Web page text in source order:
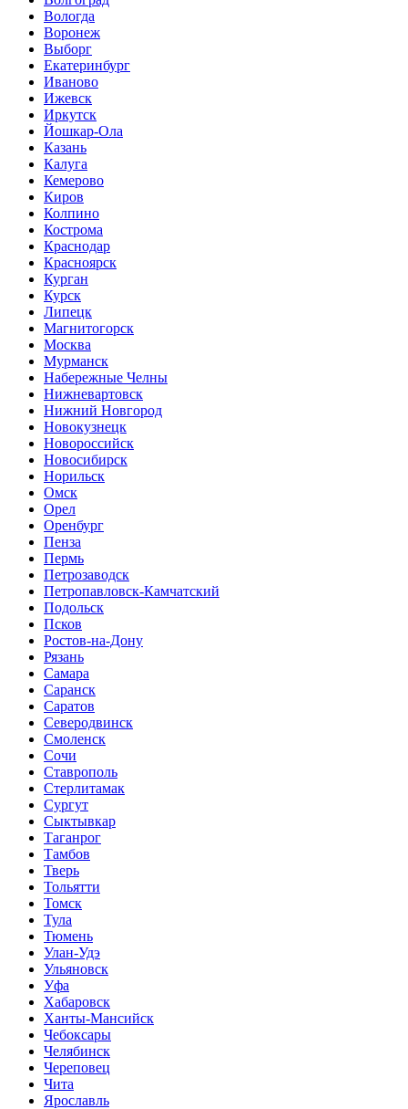
Вологда
Воронеж
Выборг
Екатеринбург
Иваново
Ижевск
Иркутск
Йошкар-Ола
Казань
Калуга
Кемерово
Киров
Колпино
Кострома
Краснодар
Красноярск
Курган
Курск
Липецк
Магнитогорск
Москва
Мурманск
Набережные Челны
Нижневартовск
Нижний Новгород
Новокузнецк
Новороссийск
Новосибирск
Норильск
Омск
Орел
Оренбург
Пенза
Пермь
Петрозаводск
Петропавловск-Камчатский
Подольск
Псков
Ростов-на-Дону
Рязань
Самара
Саранск
Саратов
Северодвинск
Смоленск
Сочи
Ставрополь
Стерлитамак
Сургут
Сыктывкар
Таганрог
Тамбов
Тверь
Тольятти
Томск
Тула
Тюмень
Улан-Удэ
Ульяновск
Уфа
Хабаровск
Ханты-Мансийск
Чебоксары
Челябинск
Череповец
Чита
Ярославль